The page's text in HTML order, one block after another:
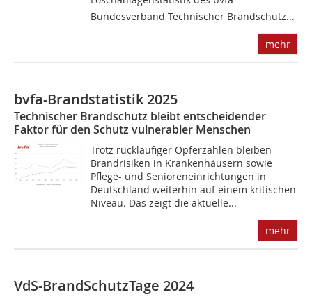
Bundesverband Technischer Brandschutz...
mehr
bvfa-Brandstatistik 2025
Technischer Brandschutz bleibt entscheidender
Faktor für den Schutz vulnerabler Menschen
Trotz rückläufiger Opferzahlen bleiben
Brandrisiken in Krankenhäusern sowie
Pflege- und Senioreneinrichtungen in
Deutschland weiterhin auf einem kritischen
Niveau. Das zeigt die aktuelle...
mehr
VdS-BrandSchutzTage 2024